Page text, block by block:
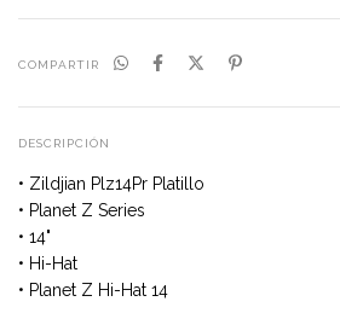
COMPARTIR
DESCRIPCIÓN
• Zildjian Plz14Pr Platillo
• Planet Z Series
• 14"
• Hi-Hat
• Planet Z Hi-Hat 14